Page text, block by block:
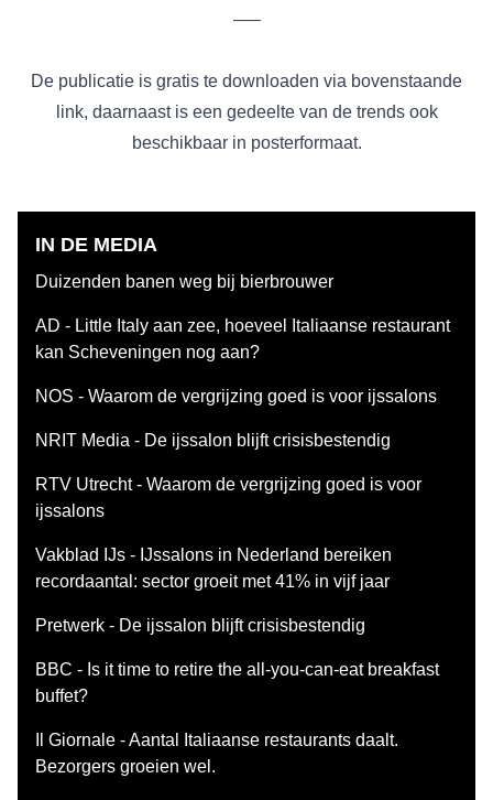
—–
De publicatie is gratis te downloaden via bovenstaande
link, daarnaast is een gedeelte van de trends ook
beschikbaar in posterformaat.
IN DE MEDIA
Duizenden banen weg bij bierbrouwer
AD - Little Italy aan zee, hoeveel Italiaanse restaurant
kan Scheveningen nog aan?
NOS - Waarom de vergrijzing goed is voor ijssalons
NRIT Media - De ijssalon blijft crisisbestendig
RTV Utrecht - Waarom de vergrijzing goed is voor
ijssalons
Vakblad IJs - IJssalons in Nederland bereiken
recordaantal: sector groeit met 41% in vijf jaar
Pretwerk - De ijssalon blijft crisisbestendig
BBC - Is it time to retire the all-you-can-eat breakfast
buffet?
Il Giornale - Aantal Italiaanse restaurants daalt.
Bezorgers groeien wel.